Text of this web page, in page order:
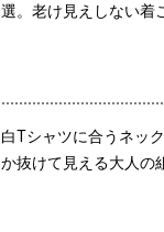
選。老け見えしない着
白Tシャツに合うネッ
か抜けて見える大人の